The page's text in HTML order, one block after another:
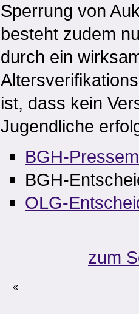
Sperrung von
besteht zudem
durch ein
ist, dass kein
Jugendliche
BGH-
BGH-
OLG-
zum
«